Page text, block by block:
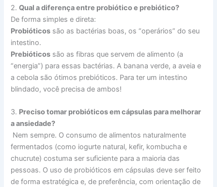
2.Qual a diferença entre probiótico e prebiótico?
De forma simples e direta:
Probióticos são as bactérias boas, os “operários” do seu
intestino.
Prebióticos são as fibras que servem de alimento (a
“energia”) para essas bactérias. A banana verde, a aveia e
a cebola são ótimos prebióticos. Para ter um intestino
blindado, você precisa de ambos!
3. Preciso tomar probióticos em cápsulas para melhorar
a ansiedade?
Nem sempre. O consumo de alimentos naturalmente
fermentados (como iogurte natural, kefir, kombucha e
chucrute) costuma ser suficiente para a maioria das
pessoas. O uso de probióticos em cápsulas deve ser feito
de forma estratégica e, de preferência, com orientação de